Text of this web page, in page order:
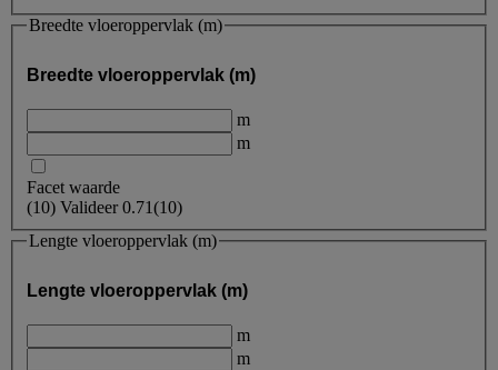
Breedte vloeroppervlak (m)
Breedte vloeroppervlak (m)
m
m
Facet waarde
(10) Valideer0.71(10)
Lengte vloeroppervlak (m)
Lengte vloeroppervlak (m)
m
m